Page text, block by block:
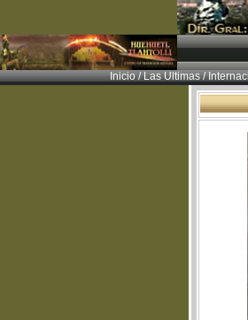
Inicio/Las Ultimas/